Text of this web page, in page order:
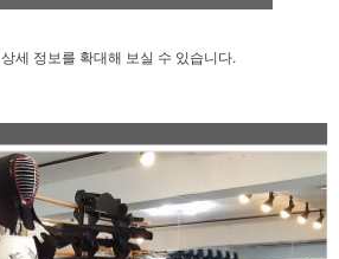
상세 정보를 확대해 보실 수 있습니다.